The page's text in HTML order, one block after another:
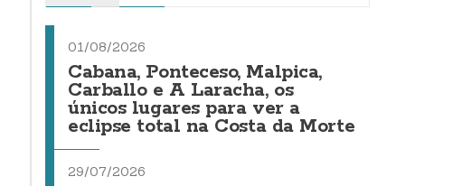
01/08/2026
Cabana, Ponteceso, Malpica,
Carballo e A Laracha, os
únicos lugares para ver a
eclipse total na Costa da Morte
29/07/2026